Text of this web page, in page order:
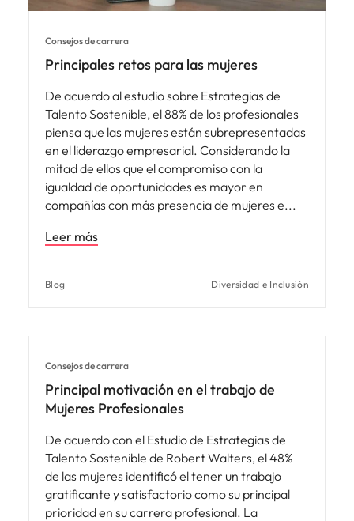
Consejos de carrera
Principales retos para las mujeres
De acuerdo al estudio sobre Estrategias de
Talento Sostenible, el 88% de los profesionales
piensa que las mujeres están subrepresentadas
en el liderazgo empresarial. Considerando la
mitad de ellos que el compromiso con la
igualdad de oportunidades es mayor en
compañías con más presencia de mujeres e
Leer más
Blog Diversidad e Inclusión
Consejos de carrera
Principal motivación en el trabajo de
Mujeres Profesionales
De acuerdo con el Estudio de Estrategias de
Talento Sostenible de Robert Walters, el 48%
de las mujeres identificó el tener un trabajo
gratificante y satisfactorio como su principal
prioridad en su carrera profesional. La